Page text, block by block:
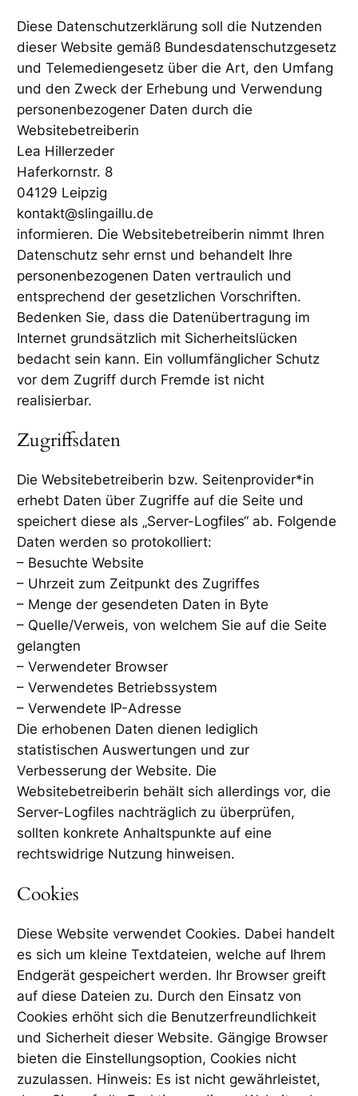
Diese Datenschutzerklärung soll die Nutzenden
dieser Website gemäß Bundesdatenschutzgesetz
und Telemediengesetz über die Art, den Umfang
und den Zweck der Erhebung und Verwendung
personenbezogener Daten durch die
Websitebetreiberin
Lea Hillerzeder
Haferkornstr. 8
04129 Leipzig
kontakt@slingaillu.de
informieren. Die Websitebetreiberin nimmt Ihren
Datenschutz sehr ernst und behandelt Ihre
personenbezogenen Daten vertraulich und
entsprechend der gesetzlichen Vorschriften.
Bedenken Sie, dass die Datenübertragung im
Internet grundsätzlich mit Sicherheitslücken
bedacht sein kann. Ein vollumfänglicher Schutz
vor dem Zugriff durch Fremde ist nicht
realisierbar.
Zugriffsdaten
Die Websitebetreiberin bzw. Seitenprovider*in
erhebt Daten über Zugriffe auf die Seite und
speichert diese als „Server-Logfiles“ ab. Folgende
Daten werden so protokolliert:
– Besuchte Website
– Uhrzeit zum Zeitpunkt des Zugriffes
– Menge der gesendeten Daten in Byte
– Quelle/Verweis, von welchem Sie auf die Seite
gelangten
– Verwendeter Browser
– Verwendetes Betriebssystem
– Verwendete IP-Adresse
Die erhobenen Daten dienen lediglich
statistischen Auswertungen und zur
Verbesserung der Website. Die
Websitebetreiberin behält sich allerdings vor, die
Server-Logfiles nachträglich zu überprüfen,
sollten konkrete Anhaltspunkte auf eine
rechtswidrige Nutzung hinweisen.
Cookies
Diese Website verwendet Cookies. Dabei handelt
es sich um kleine Textdateien, welche auf Ihrem
Endgerät gespeichert werden. Ihr Browser greift
auf diese Dateien zu. Durch den Einsatz von
Cookies erhöht sich die Benutzerfreundlichkeit
und Sicherheit dieser Website. Gängige Browser
bieten die Einstellungsoption, Cookies nicht
zuzulassen. Hinweis: Es ist nicht gewährleistet,